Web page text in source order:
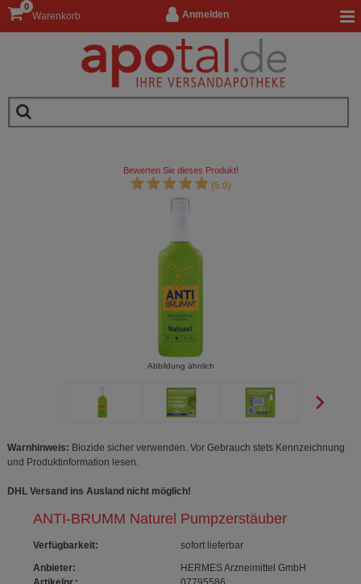
Anmelden
Warenkorb
0
ANTI-BRUMM Naturel Pumpzerstäuber
Verfügbarkeit:
sofort lieferbar
Anbieter:
HERMES Arzneimittel GmbH
Bewerten Sie dieses Produkt!
(5.0)
Abbildung ähnlich
Warnhinweis: Biozide sicher verwenden. Vor Gebrauch stets Kennzeichnung
und Produktinformation lesen.
DHL Versand ins Ausland nicht möglich!